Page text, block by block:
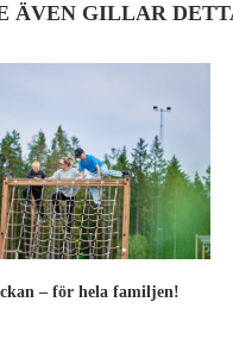
ÄVEN GILLAR
– för hela familjen!